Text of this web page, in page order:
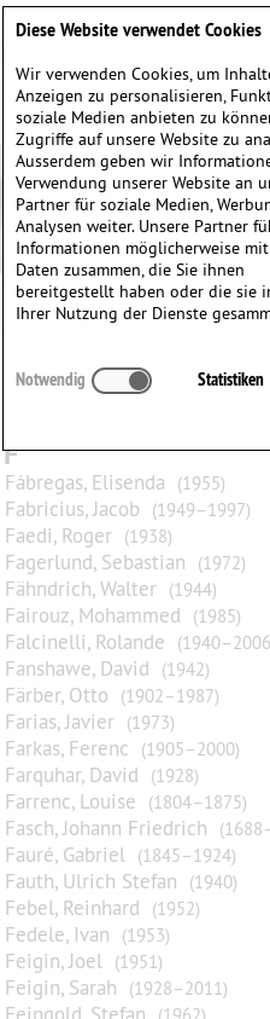
C D
T U
F
Fábregas, Elisenda (1955)
Fabricius, Jacob (1949–1997)
Faedi, Roger (1938)
Fagerlund, Sebastian (1972)
Fähndrich, Walter (1944)
Fairouz, Mohammed (1985)
Falcinelli, Rolande
Fanshawe, David (1942)
Färber, Otto (1902–1987)
Farias, Javier (1973)
Farkas, Ferenc (1905–2000)
Farquhar, David (1928)
Farrenc, Louise (1804–1875)
Fasch, Johann Friedrich
Fauré, Gabriel (1845–1924)
Fauth, Ulrich Stefan (1940)
Febel, Reinhard (1952)
Fedele, Ivan (1953)
Feigin, Joel (1951)
Feigin, Sarah (1928–2011)
Diese Website verwendet Cookies
Wir verwenden Cookies, um
Anzeigen zu personalisieren,
soziale Medien anbieten zu
Zugriffe auf unsere Website zu
Ausserdem geben wir
Verwendung unserer Website an
Partner für soziale Medien,
Analysen weiter. Unsere Partner
Informationen möglicherweise
Daten zusammen, die Sie ihnen
bereitgestellt haben oder die sie
Ihrer Nutzung der Dienste
Notwendig Statistiken